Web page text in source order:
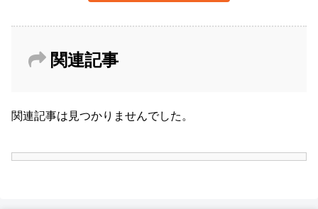
関連記事
関連記事は見つかりませんでした。